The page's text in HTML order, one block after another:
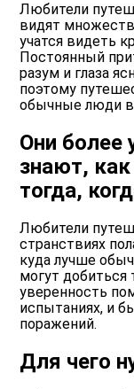
Любители
видят
учатся видеть
Постоянный
разум и глаза
поэтому
обычные люди
Они более
знают,
тогда,
Любители
странствиях
куда лучше
могут добиться
уверенность
испытаниях, и
поражений.
Для чего